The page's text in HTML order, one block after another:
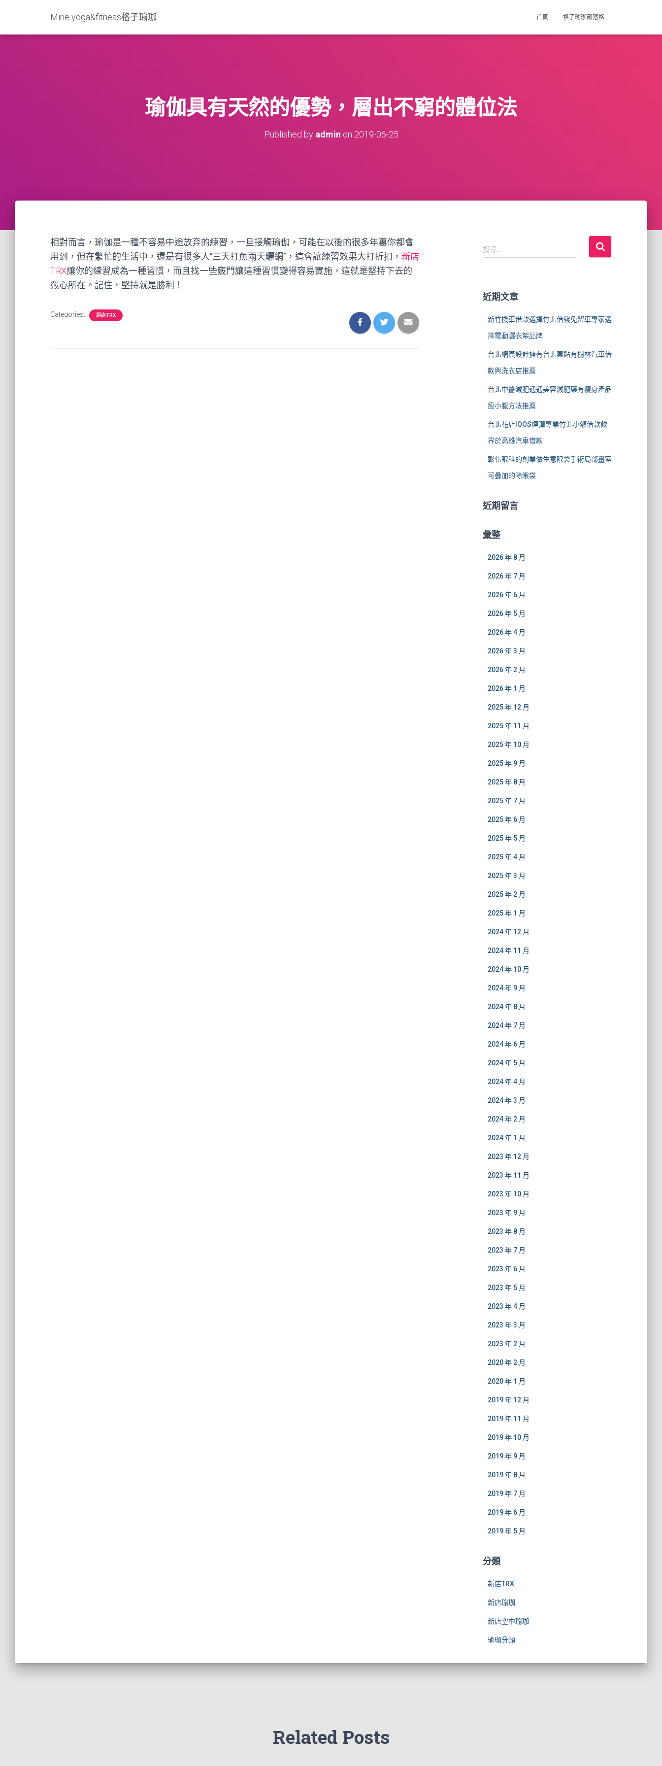
Mine yoga&fitness格子瑜珈 首頁 格子瑜珈部落格
瑜伽具有天然的優勢，層出不窮的體位法
Published by admin on 2019-06-25
相對而言，瑜伽是一種不容易中途放弃的練習，一旦接觸瑜伽，可能在以後的很多年裏你都會
用到，但在繁忙的生活中，還是有很多人“三天打魚兩天曬網”，這會讓練習效果大打折扣， 新店
TRX讓你的練習成為一種習慣，而且找一些竅門讓這種習慣變得容易實施，這就是堅持下去的
覈心所在。記住，堅持就是勝利！
Categories: 新店TRX
搜
尋
:
搜尋...
近期文章
新竹機車借款選擇竹北借錢免留車專家選
擇電動曬衣架品牌
台北網頁設計擁有台北票貼有樹林汽車借
款與洗衣店推薦
台北中醫減肥通通美容減肥藥有瘦身產品
瘦小腹方法推薦
台北花店IQOS煙彈專業竹北小額借款飲
界於高雄汽車借款
彰化眼科的創業做生意眼袋手術局部畫室
可疊加的除眼袋
近期留言
彙整
2026 年 8 月
2026 年 7 月
2026 年 6 月
2026 年 5 月
2026 年 4 月
2026 年 3 月
2026 年 2 月
2026 年 1 月
2025 年 12 月
2025 年 11 月
2025 年 10 月
2025 年 9 月
2025 年 8 月
2025 年 7 月
2025 年 6 月
2025 年 5 月
2025 年 4 月
2025 年 3 月
2025 年 2 月
2025 年 1 月
2024 年 12 月
2024 年 11 月
2024 年 10 月
2024 年 9 月
2024 年 8 月
2024 年 7 月
2024 年 6 月
2024 年 5 月
2024 年 4 月
2024 年 3 月
2024 年 2 月
2024 年 1 月
2023 年 12 月
2023 年 11 月
2023 年 10 月
2023 年 9 月
2023 年 8 月
2023 年 7 月
2023 年 6 月
2023 年 5 月
2023 年 4 月
2023 年 3 月
2023 年 2 月
2020 年 2 月
2020 年 1 月
2019 年 12 月
2019 年 11 月
2019 年 10 月
2019 年 9 月
2019 年 8 月
2019 年 7 月
2019 年 6 月
2019 年 5 月
分類
新店TRX
新店瑜珈
新店空中瑜珈
瑜珈分類
Related Posts